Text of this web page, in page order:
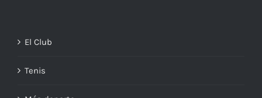
El Club
Tenis